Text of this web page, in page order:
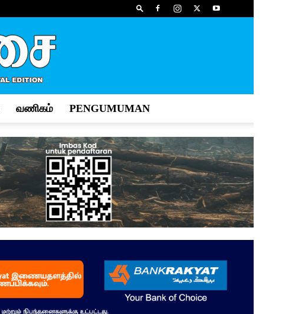
வணிகம் PENGUMUMAN